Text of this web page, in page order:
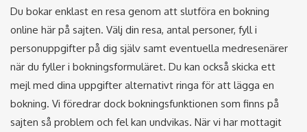
Du bokar enklast en resa genom att slutföra en bokning
online här på sajten. Välj din resa, antal personer, fyll i
personuppgifter på dig själv samt eventuella medresenärer
när du fyller i bokningsformuläret. Du kan också skicka ett
mejl med dina uppgifter alternativt ringa för att lägga en
bokning. Vi föredrar dock bokningsfunktionen som finns på
sajten så problem och fel kan undvikas. När vi har mottagit